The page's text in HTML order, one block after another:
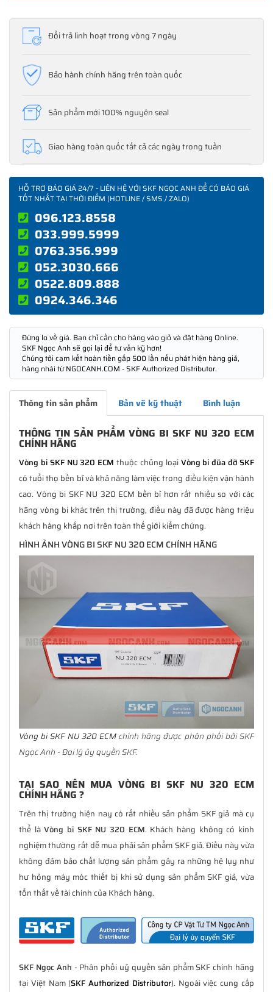
Đổi trả linh hoạt trong vòng 7 ngày
Bảo hành chính hãng trên toàn quốc
Sản phẩm mới 100% nguyên seal
Giao hàng toàn quốc tất cả các ngày trong tuần
HỖ TRỢ BÁO GIÁ 24/7 - LIÊN HỆ VỚI SKF NGỌC ANH ĐỂ CÓ BÁO GIÁ
TỐT NHẤT TẠI THỜI ĐIỂM (HOTLINE / SMS / ZALO)
096.123.8558
033.999.5999
0763.356.999
052.3030.666
0522.809.888
0924.346.346
Đừng lo về giá. Bạn chỉ cần cho hàng vào giỏ và đặt hàng Online.
SKF Ngọc Anh sẽ gọi lại để tư vấn kỹ hơn!
Chúng tôi cam kết hoàn tiền gấp 500 lần nếu phát hiện hàng giả,
hàng nhái từ NGOCANH.COM - SKF Authorized Distributor.
Thông tin sản phẩm Bản vẽ kỹ thuật Bình luận
THÔNG TIN SẢN PHẨM VÒNG BI SKF NU 320 ECM
CHÍNH HÃNG
Vòng bi SKF NU 320 ECM thuộc chủng loạiVòng bi đũa đỡ SKF
có tuổi thọ bền bỉ và khả năng làm việc trong điều kiện vận hành
cao. Vòng bi SKF NU 320 ECM bền bỉ hơn rất nhiều so với các
hãng vòng bi khác trên thị trường, điều này đã được hàng triệu
khách hàng khắp nơi trên toàn thế giới kiểm chứng.
HÌNH ẢNH VÒNG BI SKF NU 320 ECM CHÍNH HÃNG
Vòng bi SKF NU 320 ECMchính hãng được phân phối bởi SKF
Ngọc Anh - Đại lý ủy quyền SKF.
TẠI SAO NÊN MUA VÒNG BI SKF NU 320 ECM
CHÍNH HÃNG ?
Trên thị trường hiện nay có rất nhiều sản phẩm SKF giả mà cụ
thể làVòng bi SKF NU 320 ECM. Khách hàng không có kinh
nghiệm thường rất dễ mua phải sản phẩm SKF giả. Điều này vừa
không đảm bảo chất lượng sản phẩm gây ra những hệ lụy như
hư hỏng máy móc thiết bị khi sử dụng sản phẩm SKF giả, vừa
tổn thất về tài chính của Khách hàng.
SKF Ngọc Anh - Phân phối uỷ quyền sản phẩm SKF chính hãng
tại Việt Nam (SKF Authorized Distributor). Ngoài việc cung cấp